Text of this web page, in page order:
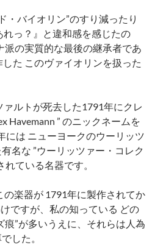
・バイオリン”のすり減ったり
っ？』と違和感を感じたの
派の実質的な最後の継承者であ
した このヴァイオリンを扱った
ルトが死去した1791年にクレ
Havemann ” のニックネームを
には ニューヨークのウーリッツ
名な ”ウーリッツァー・コレク
ている名器です。
楽器が 1791年に製作されてか
ですが、私の知っている どの
痕”が多いうえに、それらは人為
した。